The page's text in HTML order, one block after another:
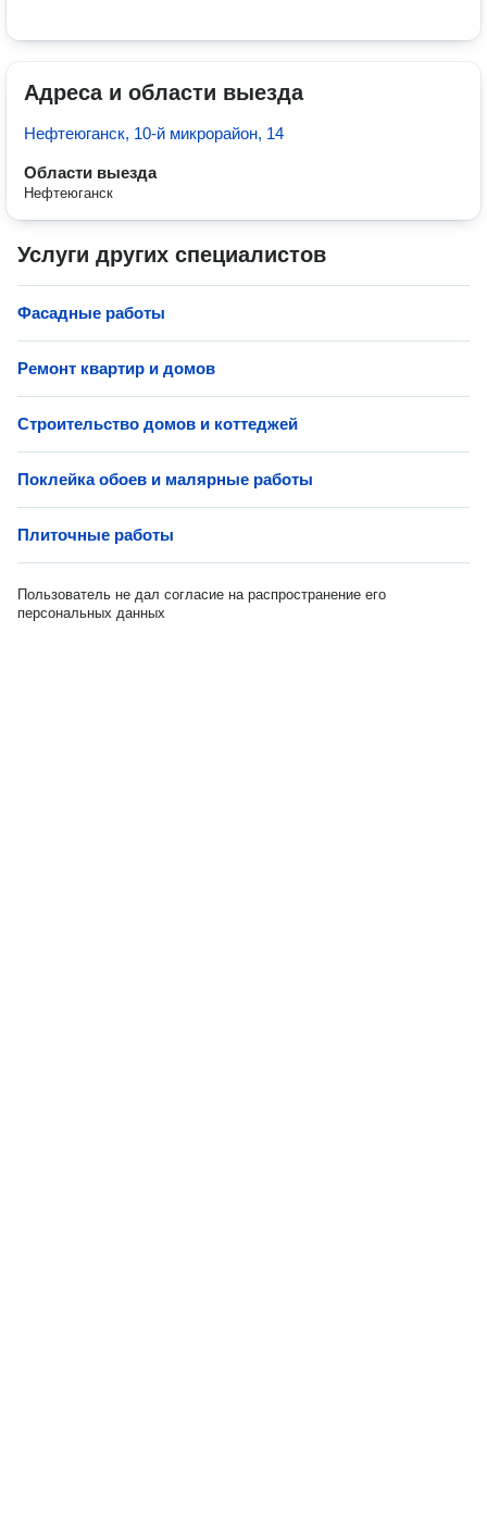
Адреса и области выезда
Нефтеюганск, 10-й микрорайон, 14
Области выезда
Нефтеюганск
Услуги других специалистов
Фасадные работы
Ремонт квартир и домов
Строительство домов и коттеджей
Поклейка обоев и малярные работы
Плиточные работы
Пользователь не дал согласие на распространение его
персональных данных